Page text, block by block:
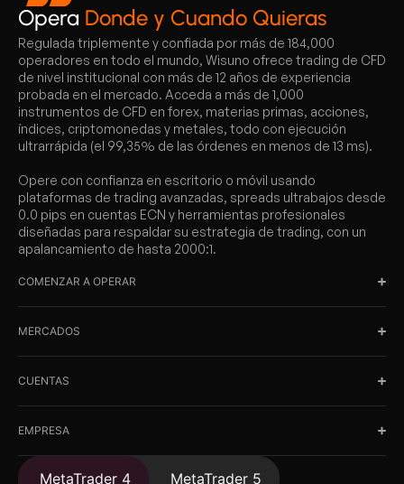
Opera Donde y Cuando Quieras
Regulada triplemente y confiada por más de 184,000
operadores en todo el mundo, Wisuno ofrece trading de CFD
de nivel institucional con más de 12 años de experiencia
probada en el mercado. Acceda a más de 1,000
instrumentos de CFD en forex, materias primas, acciones,
índices, criptomonedas y metales, todo con ejecución
ultrarrápida (el 99,35% de las órdenes en menos de 13 ms).
Opere con confianza en escritorio o móvil usando
plataformas de trading avanzadas, spreads ultrabajos desde
0.0 pips en cuentas ECN y herramientas profesionales
diseñadas para respaldar su estrategia de trading, con un
apalancamiento de hasta 2000:1.
COMENZAR A OPERAR
MERCADOS
CUENTAS
EMPRESA
MetaTrader 4 MetaTrader 5